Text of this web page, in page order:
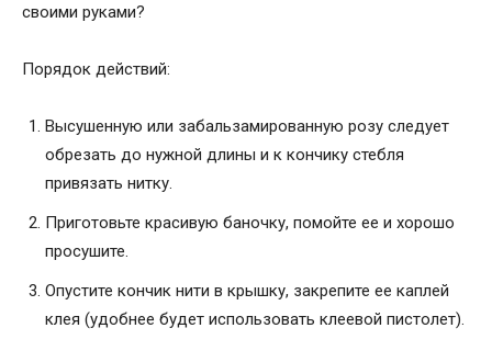
своими руками?
Порядок действий:
Высушенную или забальзамированную розу следует
обрезать до нужной длины и к кончику стебля
привязать нитку.
Приготовьте красивую баночку, помойте ее и хорошо
просушите.
Опустите кончик нити в крышку, закрепите ее каплей
клея (удобнее будет использовать клеевой пистолет).